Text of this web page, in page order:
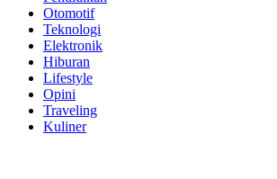
Otomotif
Teknologi
Elektronik
Hiburan
Lifestyle
Opini
Traveling
Kuliner